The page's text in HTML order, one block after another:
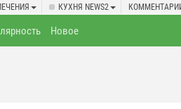
КУХНЯ NEWS2
Новое